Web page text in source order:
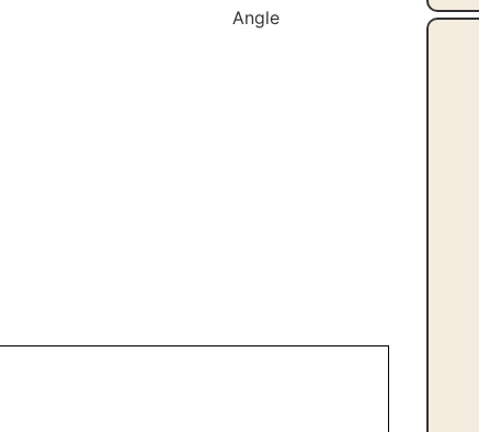
Angle